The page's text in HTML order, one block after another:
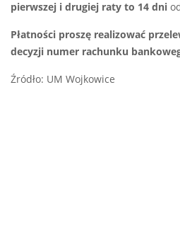
pierwszej i drugiej raty to 14 dni
Płatności proszę realizować
decyzji numer rachunku
Źródło: UM Wojkowice